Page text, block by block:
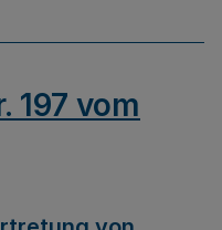
197 vom